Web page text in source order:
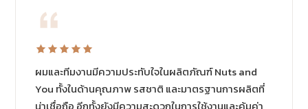
ผมและทีมงานมีความประทับใจในผลิตภัณฑ์ Nuts and
You ทั้งในด้านคุณภาพ รสชาติ และมาตรฐานการผลิตที่
น่าเชื่อถือ อีกทั้งยังมีความสะดวกในการใช้งานและคุ้มค่า